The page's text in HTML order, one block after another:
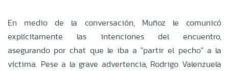
En medio de la conversación, Muñoz le comunicó
explícitamente las intenciones del encuentro,
asegurando por chat que le iba a "partir el pecho" a la
víctima. Pese a la grave advertencia, Rodrigo Valenzuela